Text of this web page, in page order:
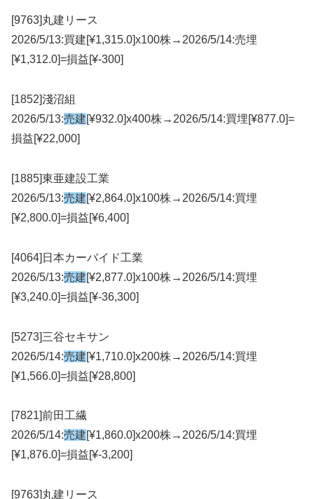
[9763]丸建リース
2026/5/13:買建[¥1,315.0]x100株→2026/5/14:売埋
[¥1,312.0]=損益[¥-300]
[1852]淺沼組
2026/5/13:売建[¥932.0]x400株→2026/5/14:買埋[¥877.0]=
損益[¥22,000]
[1885]東亜建設工業
2026/5/13:売建[¥2,864.0]x100株→2026/5/14:買埋
[¥2,800.0]=損益[¥6,400]
[4064]日本カーバイド工業
2026/5/13:売建[¥2,877.0]x100株→2026/5/14:買埋
[¥3,240.0]=損益[¥-36,300]
[5273]三谷セキサン
2026/5/14:売建[¥1,710.0]x200株→2026/5/14:買埋
[¥1,566.0]=損益[¥28,800]
[7821]前田工繊
2026/5/14:売建 [¥1,860.0]x200株→2026/5/14:買埋
[¥1,876.0]=損益[¥-3,200]
[9763]丸建リース